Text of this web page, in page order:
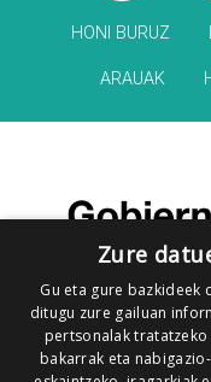
HONI BURUZ
ARAUAK
Zure
Gu eta gure bazkideek
ditugu zure gailuan
pertsonalak
bakarrak eta